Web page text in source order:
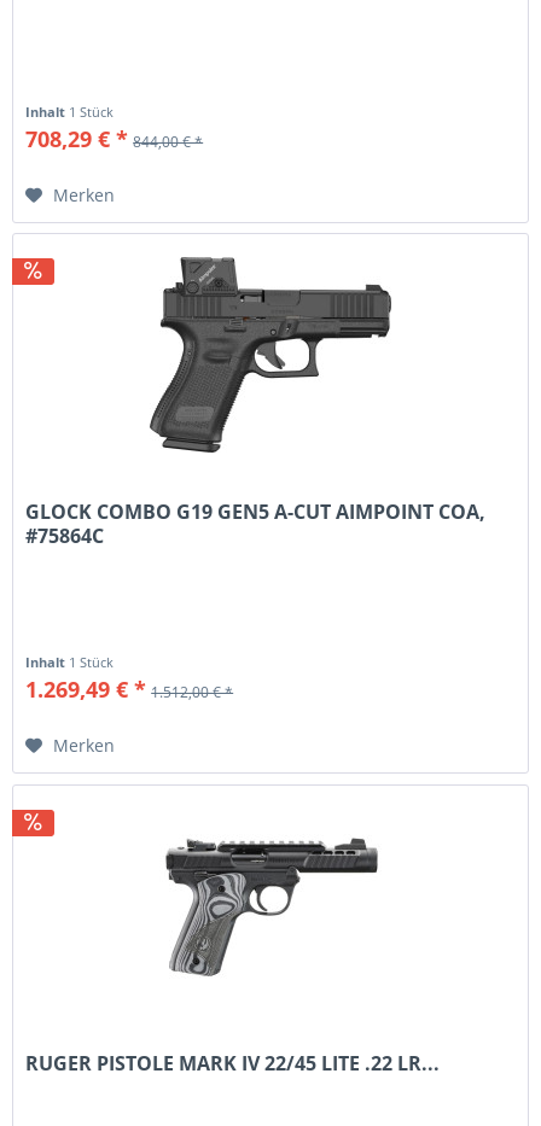
Inhalt 1 Stück
708,29 € * 844,00 € *
Merken
GLOCK COMBO G19 GEN5 A-CUT AIMPOINT COA,
#75864C
Inhalt 1 Stück
1.269,49 € * 1.512,00 € *
Merken
RUGER PISTOLE MARK IV 22/45 LITE .22 LR...